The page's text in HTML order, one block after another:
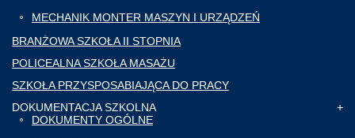
MECHANIK MONTER MASZYN I URZĄDZEŃ
BRANŻOWA SZKOŁA II STOPNIA
POLICEALNA SZKOŁA MASAŻU
SZKOŁA PRZYSPOSABIAJĄCA DO PRACY
DOKUMENTACJA SZKOLNA
DOKUMENTY OGÓLNE